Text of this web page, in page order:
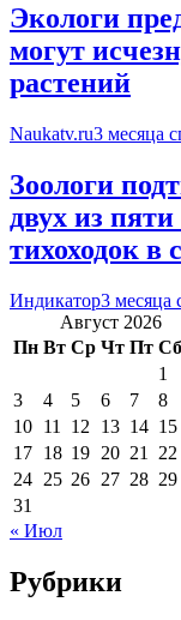
Экологи
могут
растений
Naukatv.ru3 месяца
Зоологи
двух из
тихоходок в
Индикатор3 месяца
Август 2026
Пн Вт Ср Чт Пт Сб
1
3
4 5 6 7 8
10 11 12 13 14 15
17 18 19 20 21 22
24 25 26 27 28 29
31
« Июл
Рубрики